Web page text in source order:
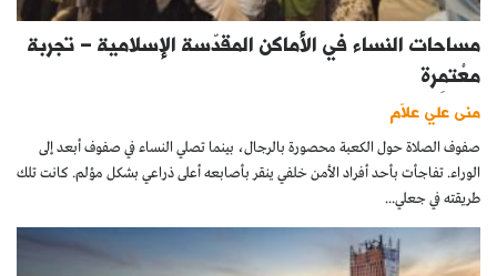
مساحات النساء في الأماكن المقدّسة الإسلامية – تجربة
معْتمِرة
منى علي علاّم
صفوف الصلاة حول الكعبة محصورة بالرجال، بينما تصلي النساء في صفوف أبعد إلى
الوراء. تفاجأت بأحد أفراد الأمن خلفي ينقر بأصابعه أعلى ذراعي بشكل مؤلم. كانت تلك
طريقته في جعلي...